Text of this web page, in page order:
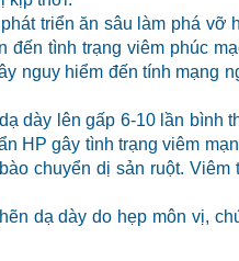
triển ăn sâu làm phá vỡ
tình trạng viêm phúc
nguy hiểm đến tính mạng
dày lên gấp 6-10 lần bình
HP gây tình trạng viêm
chuyển dị sản ruột. Viêm
dạ dày do hẹp môn vị,